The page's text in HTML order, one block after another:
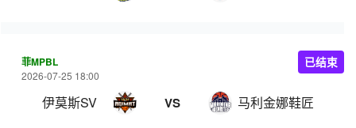
菲MPBL
2026-07-25 18:00
伊莫斯SV VS 马利金娜鞋匠
已结束